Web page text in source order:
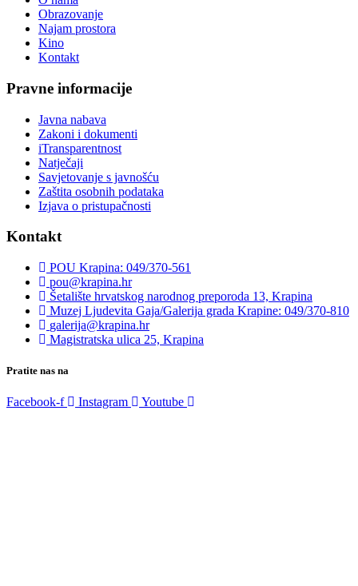
Obrazovanje
Najam prostora
Kino
Kontakt
Pravne informacije
Javna nabava
Zakoni i dokumenti
iTransparentnost
Natječaji
Savjetovanje s javnošću
Zaštita osobnih podataka
Izjava o pristupačnosti
Kontakt
POU Krapina: 049/370-561
pou@krapina.hr
Šetalište hrvatskog narodnog preporoda 13, Krapina
Muzej Ljudevita Gaja/Galerija grada Krapine: 049/370-810
galerija@krapina.hr
Magistratska ulica 25, Krapina
Pratite nas na
Facebook-f Instagram Youtube